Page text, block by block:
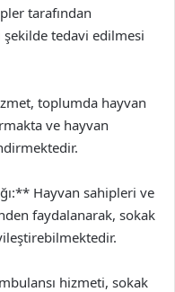
tarafından
tedavi edilmesi
toplumda hayvan
ve hayvan
Hayvan sahipleri ve
faydalanarak, sokak
hizmeti, sokak